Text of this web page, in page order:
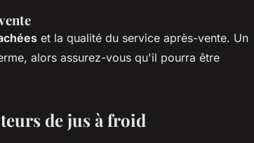
et la qualité du service après-vente. Un
alors assurez-vous qu'il pourra être
de jus à froid